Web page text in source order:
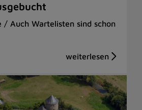
/ Auch Wartelisten sind schon